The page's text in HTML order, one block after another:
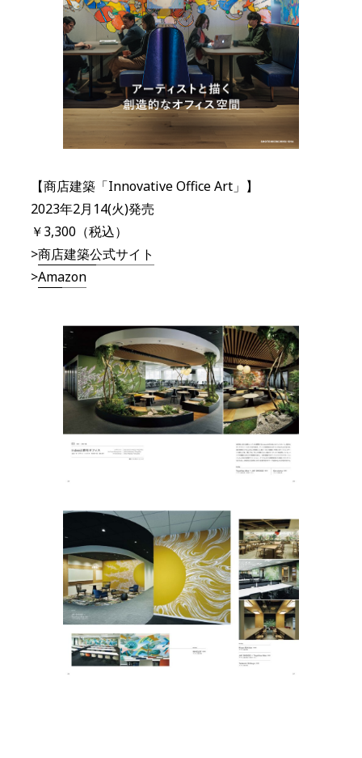
【商店建築「Innovative Office Art」】
2023年2月14(火)発売
￥3,300（税込）
>商店建築公式サイト
>Amazon